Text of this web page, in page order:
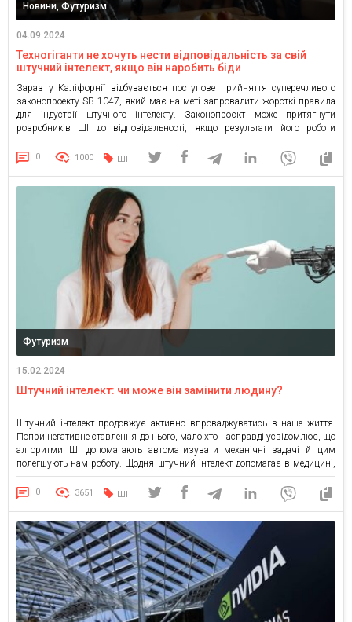
Новини, Футуризм
04.09.2024
Техногіганти не хочуть нести відповідальність за свій
штучний інтелект, якщо він наробить біди
Зараз у Каліфорнії відбувається поступове прийняття суперечливого
законопроекту SB 1047, який має на меті запровадити жорсткі правила
для індустрії штучного інтелекту. Законопроєкт може притягнути
розробників ШІ до відповідальності, якщо результати його роботи
нашкодять людям. Законопроєкт SB 1047 та реакція на нього Схвалений
у четвер Комітетом з питань асигнувань Асамблеї штату, законопроєкт
запроваджує вимоги безпеки для розробників ШІ […]
0 1000 ШІ
Футуризм
15.02.2024
Штучний інтелект: чи може він замінити людину?
Штучний інтелект продовжує активно впроваджуватись в наше життя.
Попри негативне ставлення до нього, мало хто насправді усвідомлює, що
алгоритми ШІ допомагають автоматизувати механічні задачі й цим
полегшують нам роботу. Щодня штучний інтелект допомагає в медицині,
передбаченні ремонтних робіт на гугл картах чи підборі контенту в
соцмережах. То чи дійсно ШІ це щось погане? Штучний інтелект […]
0 3651 ШІ